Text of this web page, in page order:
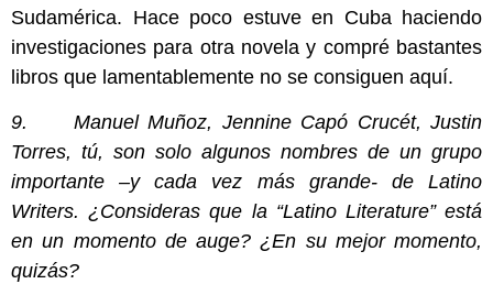
Sudamérica. Hace poco estuve en Cuba haciendo
investigaciones para otra novela y compré bastantes
libros que lamentablemente no se consiguen aquí.
9. Manuel Muñoz, Jennine Capó Crucét, Justin
Torres, tú, son solo algunos nombres de un grupo
importante –y cada vez más grande- de Latino
Writers. ¿Consideras que la “Latino Literature” está
en un momento de auge? ¿En su mejor momento,
quizás?